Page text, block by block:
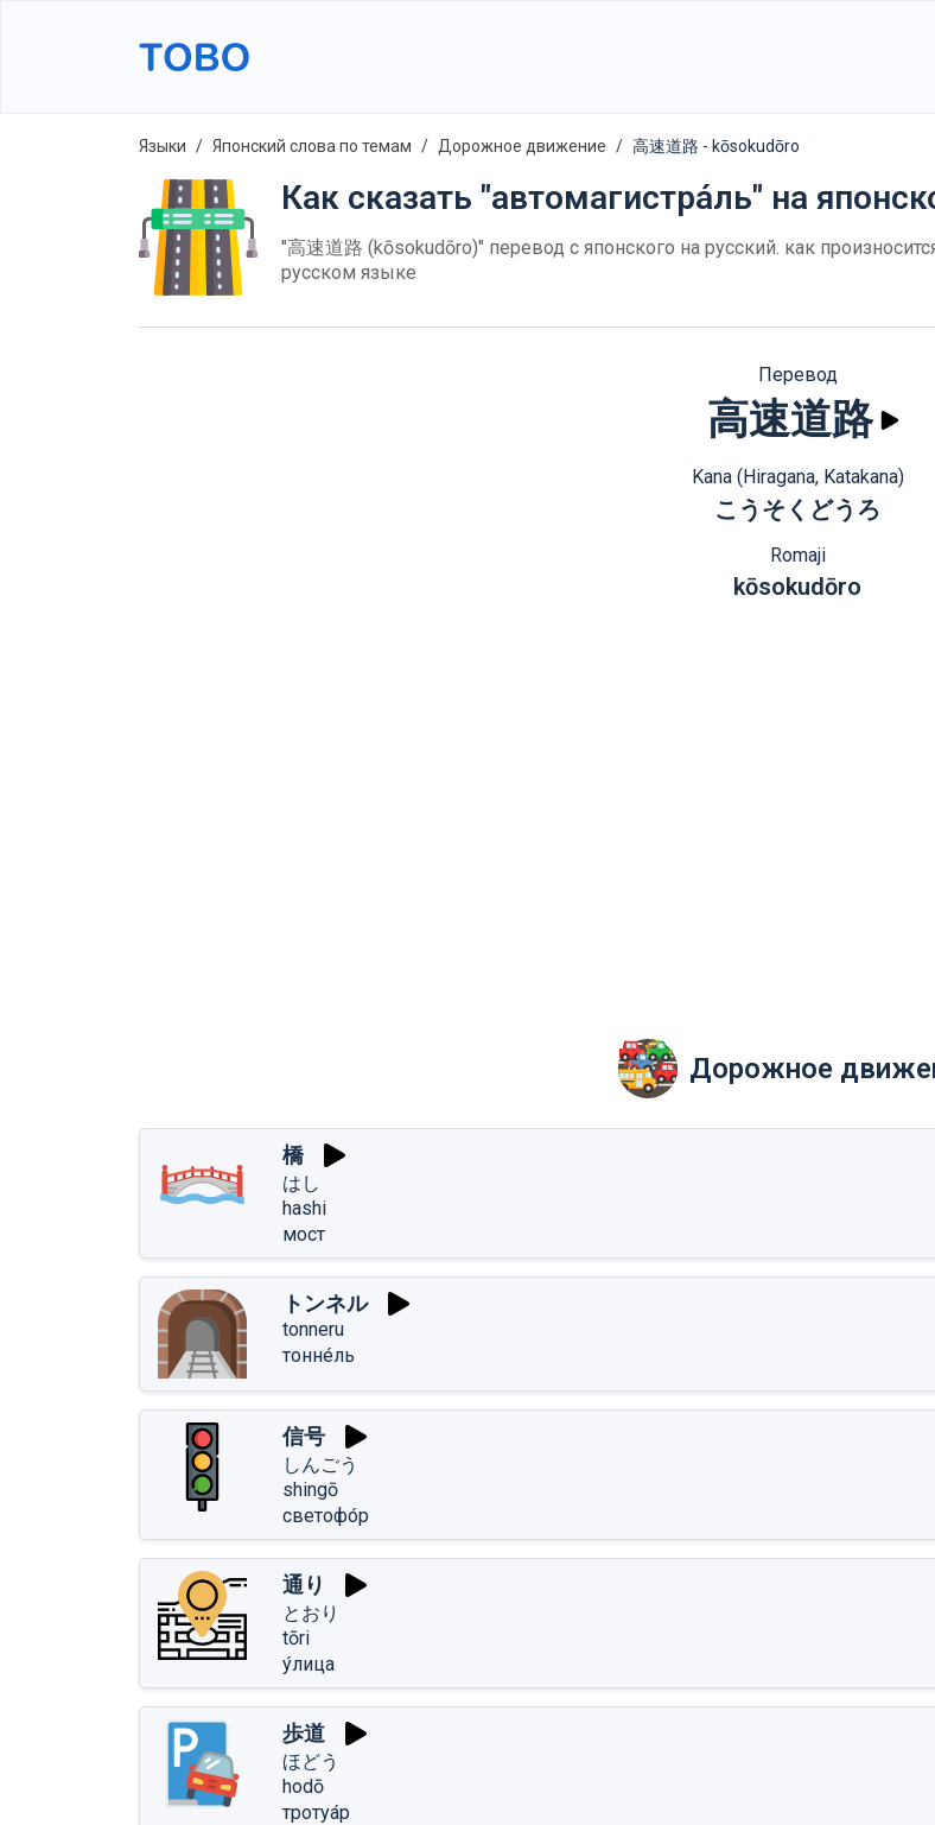
Языки Японский слова по темам Дорожное движение 高速道路 - kōsokudōro
Как сказать "автомагистра́ль" на
"高速道路 (kōsokudōro)" перевод с японского на русский. как
русском языке
Перевод
高速道路
Kana (Hiragana, Katakana)
こうそくどうろ
Romaji
kōsokudōro
Дорожное
橋
はし
hashi
мост
トンネル
tonneru
тонне́ль
信号
しんごう
shingō
светофо́р
通り
とおり
tōri
у́лица
歩道
ほどう
hodō
тротуа́р